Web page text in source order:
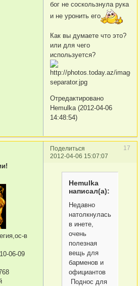
бог не соскользнула рука
и не уронить его
Как вы думаете что это?
или для чего
используется?
Отредактировано
Hemulka (2012-04-06
14:48:54)
Поделиться
17
2012-04-06 15:07:07
в
06-09
Hemulka
написал(а):
Недавно
натолкнулась
в инете,
очень
полезная
вещь для
барменов и
официантов
Поднос для